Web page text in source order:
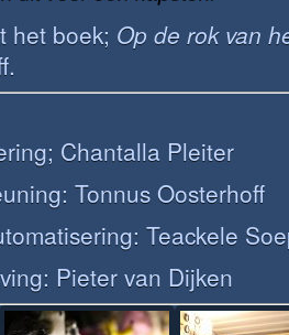
het boek; Op de rok van
Chantalla Pleiter
Tonnus Oosterhoff
Teackele
Pieter van Dijken